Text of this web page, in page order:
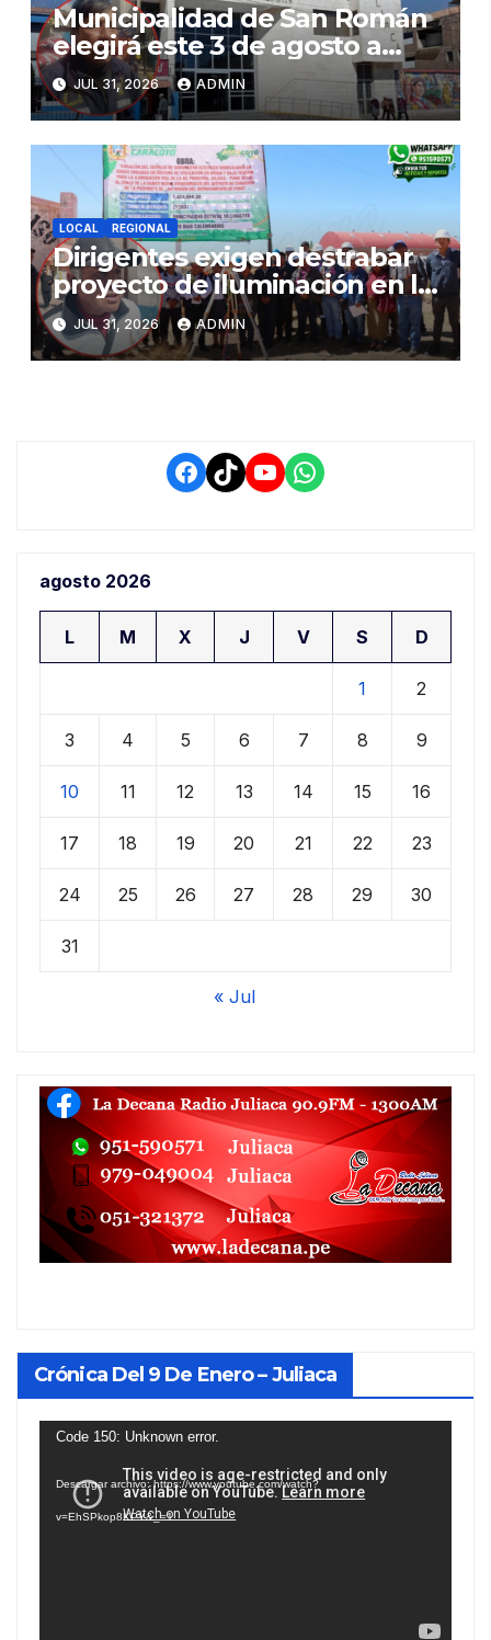
Municipalidad de San Román
elegirá este 3 de agosto a
representantes del Comité
de Seguridad y Salud en el
Trabajo
JUL 31, 2026 ADMIN
LOCAL REGIONAL
Dirigentes exigen destrabar
proyecto de iluminación en la
salida a Puno y alertan por
demora que pone en riesgo a
conductores
JUL 31, 2026 ADMIN
Facebook
TikTokYouTube
WhatsApp
agosto 2026
L M X J V S D
1 2
3 4 5 6 7 8 9
10 11 12 13 14 15 16
17 18 19 20 21 22 23
24 25 26 27 28 29 30
31
« Jul
Crónica Del 9 De Enero – Juliaca
Reproductor
vídeo
Code 150: Unknown error.
Descargar archivo: https://www.youtube.com/watch?
v=EhSPkop8KPY&_=1